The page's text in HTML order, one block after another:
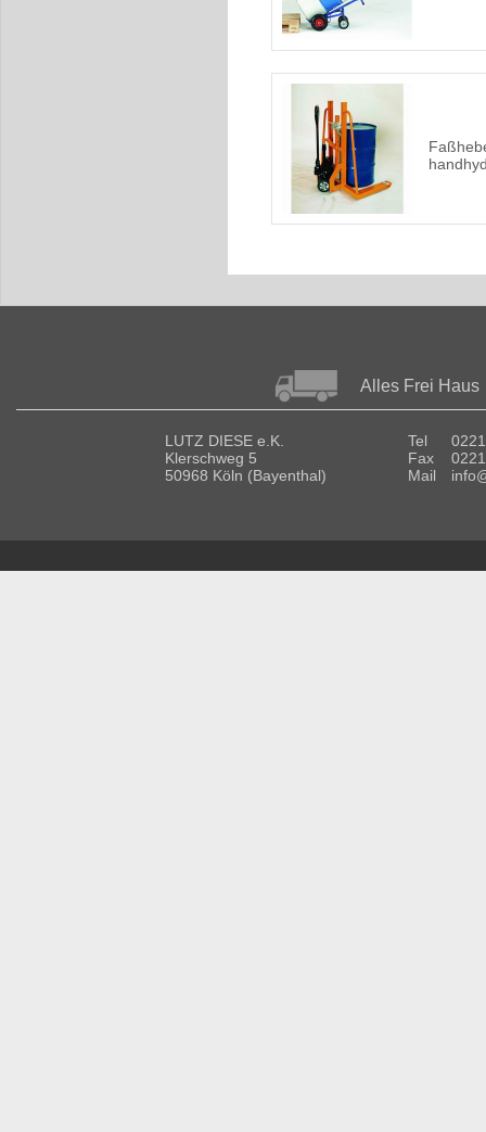
Alles Frei Haus
LUTZ DIESE e.K.
Klerschweg 5
50968 Köln (Bayenthal)
Tel
Fax
Mail